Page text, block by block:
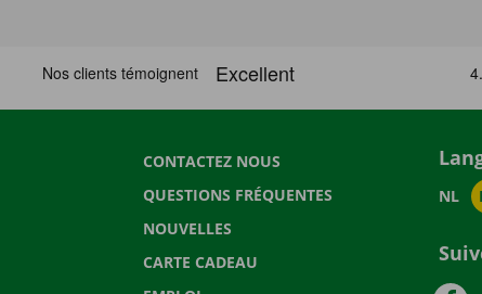
CONTACTEZ NOUS
QUESTIONS FRÉQUENTES
NOUVELLES
CARTE CADEAU
NL